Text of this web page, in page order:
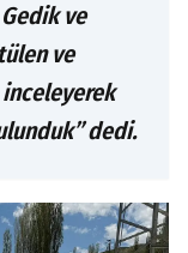
ve
ve
dedi.